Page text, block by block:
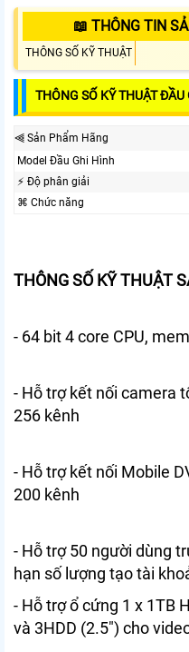
📖 THÔNG TIN
THÔNG SỐ KỸ THUẬT
THÔNG SỐ KỸ THUẬT
⫷ Sản Phẩm Hãng
Model Đầu Ghi Hình
️⚡ Độ phân giải
⌘ Chức năng
THÔNG SỐ KỸ THUẬT
- 64 bit 4 core CPU,
- Hỗ trợ kết nối camera
256 kênh
- Hỗ trợ kết nối Mobile
200 kênh
- Hỗ trợ 50 người dùng
hạn số lượng tạo tài
- Hỗ trợ ổ cứng 1 x 1TB
và 3HDD (2.5″) cho